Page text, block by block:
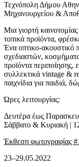
Τεχνόπολη Δήμου
Μηχανουργείου &
Μια γιορτή
τοπικά προϊόντα,
Ένα οπτικο-ακουστικό
σχεδιαστών,
προϊόντα περιποίησης,
συλλεκτικά vintage &
παιχνίδια για παιδιά,
Ώρες λειτουργίας:
Δευτέρα έως
Σάββατο & Κυριακή |
Έκθεση φωτογραφίας
23–29.05.2022